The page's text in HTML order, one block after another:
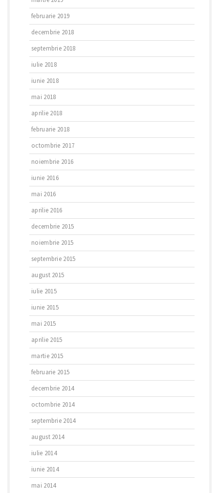
februarie 2019
decembrie 2018
septembrie 2018
iulie 2018
iunie 2018
mai 2018
aprilie 2018
februarie 2018
octombrie 2017
noiembrie 2016
iunie 2016
mai 2016
aprilie 2016
decembrie 2015
noiembrie 2015
septembrie 2015
august 2015
iulie 2015
iunie 2015
mai 2015
aprilie 2015
martie 2015
februarie 2015
decembrie 2014
octombrie 2014
septembrie 2014
august 2014
iulie 2014
iunie 2014
mai 2014